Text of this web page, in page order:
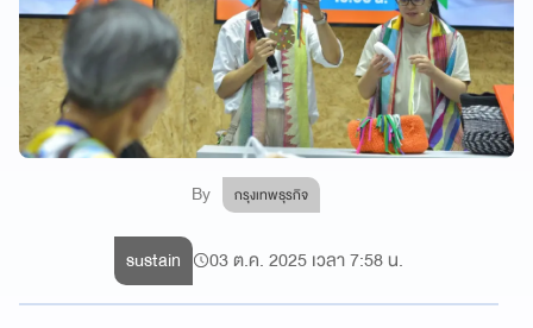
By กรุงเทพธุรกิจ
sustain 03 ต.ค. 2025 เวลา 7:58 น.